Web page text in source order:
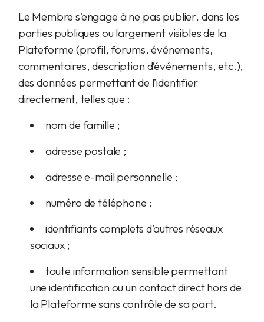
Le Membre s’engage à ne pas publier, dans les
parties publiques ou largement visibles de la
Plateforme (profil, forums, événements,
commentaires, description d’événements, etc.),
des données permettant de l’identifier
directement, telles que :
nom de famille ;
adresse postale ;
adresse e-mail personnelle ;
numéro de téléphone ;
identifiants complets d’autres réseaux
sociaux ;
toute information sensible permettant
une identification ou un contact direct hors de
la Plateforme sans contrôle de sa part.